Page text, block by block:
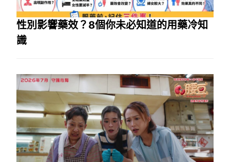
性別影響藥效？8個你未必知道的用藥冷知
識